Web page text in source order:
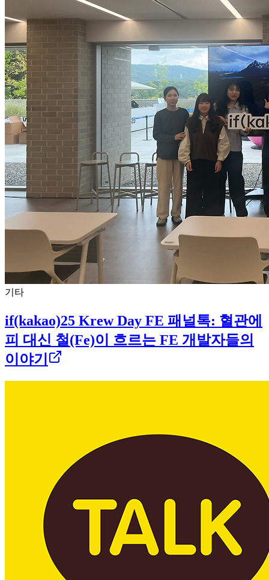
기타
if(kakao)25 Krew Day FE 패널톡: 혈관에
피 대신 철(Fe)이 흐르는 FE 개발자들의
이야기